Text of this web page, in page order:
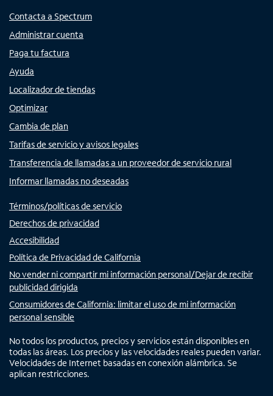
Contacta a Spectrum
Administrar cuenta
Paga tu factura
Ayuda
Localizador de tiendas
Optimizar
Cambia de plan
Tarifas de servicio y avisos legales
Transferencia de llamadas a un proveedor de servicio rural
Informar llamadas no deseadas
Términos/políticas de servicio
Derechos de privacidad
Accesibilidad
Política de Privacidad de California
No vender ni compartir mi información personal/Dejar de recibir
publicidad dirigida
Consumidores de California: limitar el uso de mi información
personal sensible
No todos los productos, precios y servicios están disponibles en
todas las áreas. Los precios y las velocidades reales pueden variar.
Velocidades de Internet basadas en conexión alámbrica. Se
aplican restricciones.